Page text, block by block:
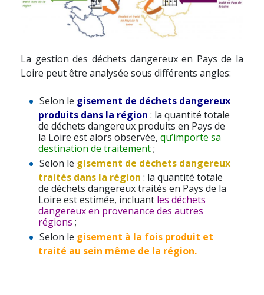
La gestion des déchets dangereux en Pays de la
Loire peut être analysée sous différents angles:
Selon le gisement de déchets dangereux
produits dans la région : la quantité totale
de déchets dangereux produits en Pays de
la Loire est alors observée, qu’importe sa
destination de traitement;
Selon le gisement de déchets dangereux
traités dans la région : la quantité totale
de déchets dangereux traités en Pays de la
Loire est estimée, incluant les déchets
dangereux en provenance des autres
régions ;
Selon le gisement à la fois produit et
traité au sein même de la région.